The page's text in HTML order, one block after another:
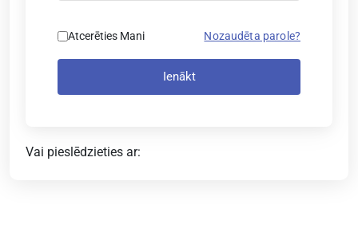
Atcerēties Mani Nozaudēta parole?
Ienākt
Vai pieslēdzieties ar: